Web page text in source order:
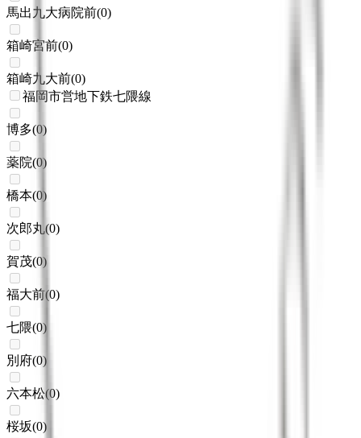
馬出九大病院前(0)
箱崎宮前(0)
箱崎九大前(0)
福岡市営地下鉄七隈線
博多(0)
薬院(0)
橋本(0)
次郎丸(0)
賀茂(0)
福大前(0)
七隈(0)
別府(0)
六本松(0)
桜坂(0)